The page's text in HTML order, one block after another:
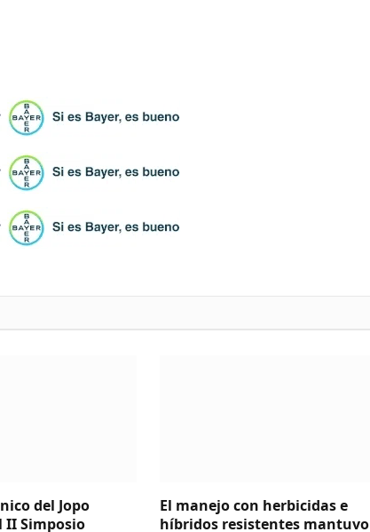
del Jopo
II Simposio
El manejo con herbicidas e
híbridos resistentes mantuvo